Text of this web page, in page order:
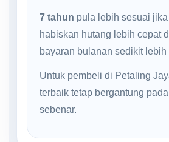
7 tahun pula lebih sesuai
habiskan hutang lebih cepat
bayaran bulanan sedikit lebih
Untuk pembeli di Petaling
terbaik tetap bergantung
sebenar.